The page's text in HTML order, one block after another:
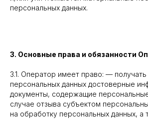
персональных данных.
3. Основные права и обязанности
3.1. Оператор имеет право: — получать
персональных данных достоверные
документы, содержащие
случае отзыва субъектом
на обработку персональных данных, а